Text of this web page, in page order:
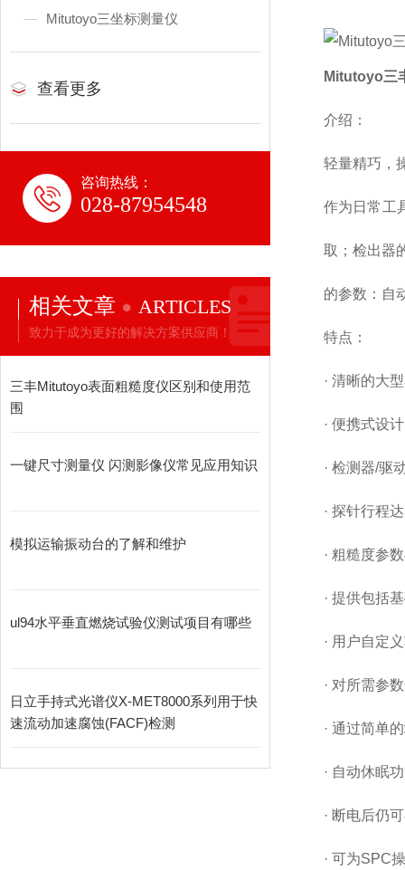
Mitutoyo三坐标测量仪
查看更多
咨询热线：
028-87954548
相关文章 ARTICLES
致力于成为更好的解决方案供应商！
三丰Mitutoyo表面粗糙度仪区别和使用范
围
一键尺寸测量仪 闪测影像仪常见应用知识
模拟运输振动台的了解和维护
ul94水平垂直燃烧试验仪测试项目有哪些
日立手持式光谱仪X-MET8000系列用于快
速流动加速腐蚀(FACF)检测
Mitutoyo三
介绍：
轻量精巧，
作为日常工
取；检出器
的参数：自
特点：
· 清晰的大
· 便携式设
· 检测器/驱
· 探针行程
· 粗糙度参
· 提供包括
· 用户自定
· 对所需参
· 通过简单
· 自动休眠
· 断电后仍
· 可为SPC